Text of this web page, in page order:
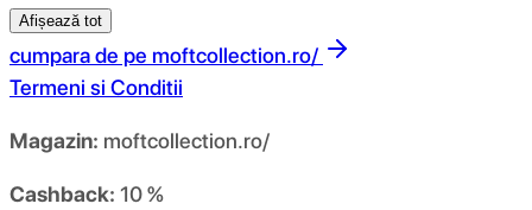
Afișează tot
cumpara de pe moftcollection.ro/
Termeni si Conditii
Magazin: moftcollection.ro/
Cashback: 10 %